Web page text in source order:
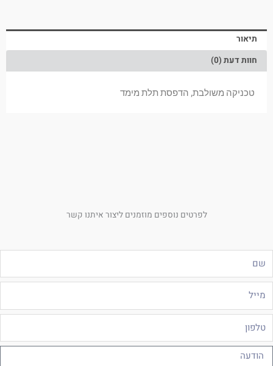
תיאור
חוות דעת (0)
טכניקה משולבת, הדפסת תלת מימד
לפרטים נוספים מוזמנים ליצור איתנו קשר